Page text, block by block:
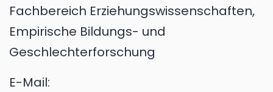
Fachbereich Erziehungswissenschaften,
Empirische Bildungs- und
Geschlechterforschung
E-Mail: